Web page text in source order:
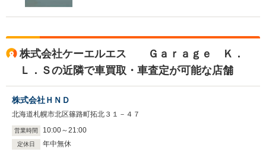
株式会社ケーエルエス Ｇａｒａｇｅ Ｋ．
Ｌ．Ｓの近隣で車買取・車査定が可能な店舗
株式会社ＨＮＤ
北海道札幌市北区篠路町拓北３１－４７
営業時間 10:00～21:00
定休日
年中無休